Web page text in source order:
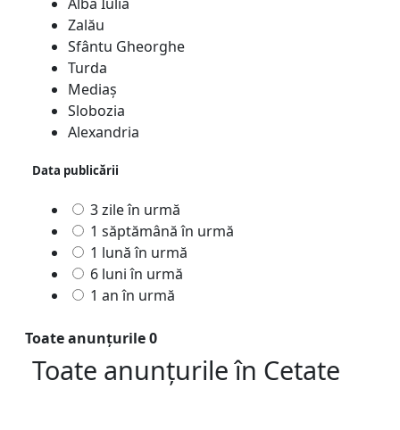
Zalău
Sfântu Gheorghe
Turda
Mediaş
Slobozia
Alexandria
Data publicării
3 zile în urmă
1 săptămână în urmă
1 lună în urmă
6 luni în urmă
1 an în urmă
Toate anunțurile0
Toate anunțurileîn Cetate